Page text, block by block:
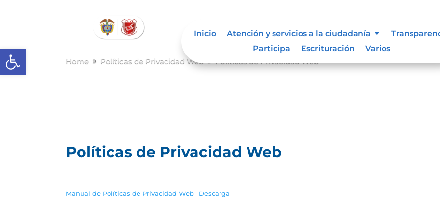
Abrir barra de herramientas
Inicio Atención y servicios a la ciudadanía
Participa
Escrituración
Varios
Home 9 Políticas de Privacidad Web
Políticas de Privacidad Web
Manual de Políticas de Privacidad Web Descarga